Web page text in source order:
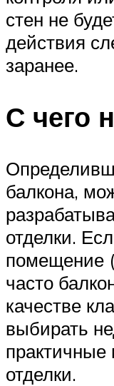
стен не
действия
заранее.
С чего
балкона,
отделки.
помещение
часто
качестве
выбирать
отделки.